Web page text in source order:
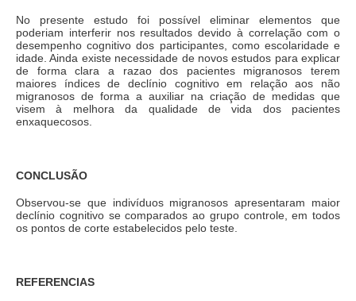
No presente estudo foi possível eliminar elementos que
poderiam interferir nos resultados devido à correlação com o
desempenho cognitivo dos participantes, como escolaridade e
idade. Ainda existe necessidade de novos estudos para explicar
de forma clara a razao dos pacientes migranosos terem
maiores índices de declínio cognitivo em relação aos não
migranosos de forma a auxiliar na criação de medidas que
visem à melhora da qualidade de vida dos pacientes
enxaquecosos.
CONCLUSÃO
Observou-se que indivíduos migranosos apresentaram maior
declínio cognitivo se comparados ao grupo controle, em todos
os pontos de corte estabelecidos pelo teste.
REFERENCIAS